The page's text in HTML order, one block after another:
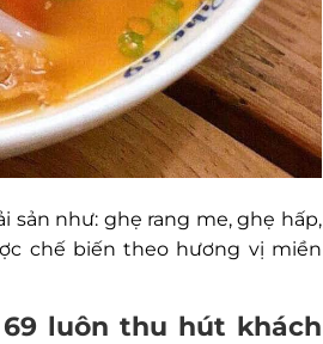
sản như: ghẹ rang me, ghẹ hấp,
chế biến theo hương vị miền
luôn thu hút khách